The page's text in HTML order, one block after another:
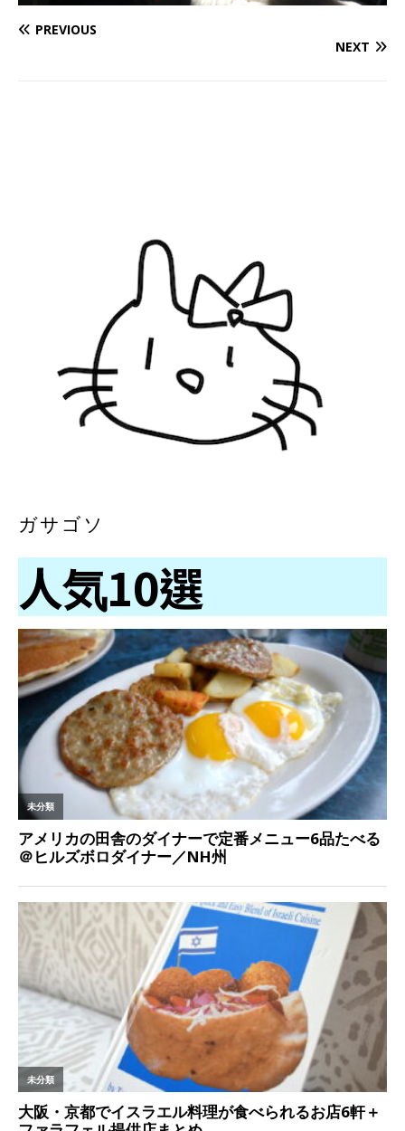
PREVIOUS
NEXT
ガサゴソ
人気10選